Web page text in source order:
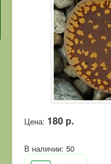
Цена: 180 р.
В наличии: 50